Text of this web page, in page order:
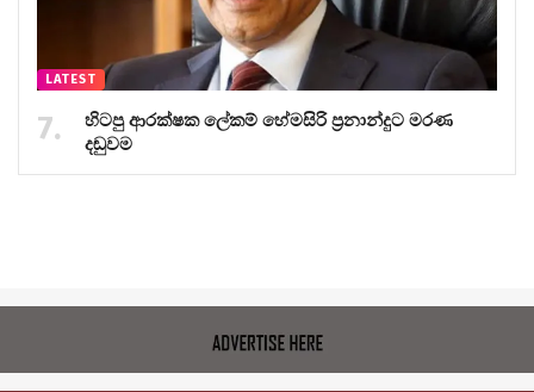
LATEST
හිටපු ආරක්ෂක ලේකම් හේමසිරි ප්‍රනාන්දුට මරණ
දඬුවම